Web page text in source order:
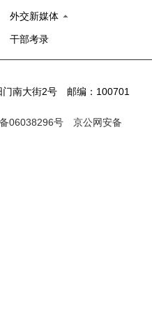
外交新媒体
干部考录
门南大街2号 邮编：100701
06038296号
京公网安备